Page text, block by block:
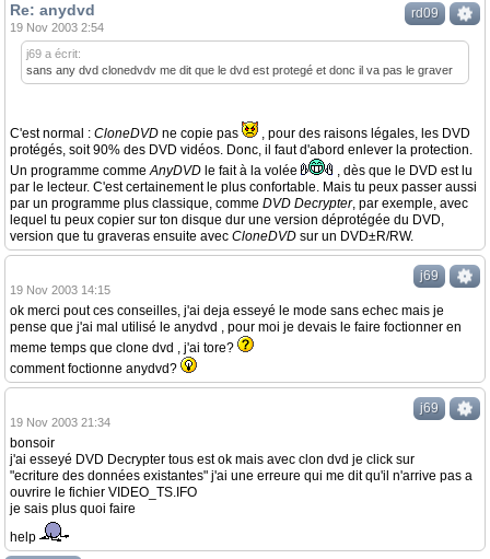
rd09
Re: anydvd
19 Nov 2003 2:54
j69 a écrit:
sans any dvd clonedvdv me dit que le dvd est protegé et donc il va pas le graver
C'est normal : CloneDVD ne copie pas
, pour des raisons légales, les DVD
protégés, soit 90% des DVD vidéos. Donc, il faut d'abord enlever la protection.
Un programme commeAnyDVD le fait à la volée
, dès que le DVD est lu
par le lecteur. C'est certainement le plus confortable. Mais tu peux passer aussi
par un programme plus classique, comme DVD Decrypter, par exemple, avec
lequel tu peux copier sur ton disque dur une version déprotégée du DVD,
version que tu graveras ensuite avec CloneDVD sur un DVD±R/RW.
j69
19 Nov 2003 14:15
ok merci pout ces conseilles, j'ai deja esseyé le mode sans echec mais je
pense que j'ai mal utilisé le anydvd , pour moi je devais le faire foctionner en
meme temps que clone dvd , j'ai tore?
comment foctionne anydvd?
j69
19 Nov 2003 21:34
bonsoir
j'ai esseyé DVD Decrypter tous est ok mais avec clon dvd je click sur
"ecriture des données existantes" j'ai une erreure qui me dit qu'il n'arrive pas a
ouvrire le fichier VIDEO_TS.IFO
je sais plus quoi faire
help